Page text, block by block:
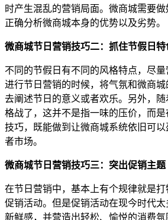
时产生混乱的营销局面。微商城需要做
正确分析微商城本身的优势以及劣势。
微商城节日营销技巧二：抓住节假日特
不同的节假日有不同的风格特点，尽
进行节日营销的时候，将气氛和微商
去阐述节日的意义或者欢乐。另外，
格战了，这并不是指一味的压价，而
技巧，既能做到让微商城系统依旧可
者市场。
微商城节日营销技巧三：突出促销主题
在节日营销中，基本上有个规律就是
促销活动。但是促销活动在现今时代
新鲜感，并营造出轻松、愉悦的消费